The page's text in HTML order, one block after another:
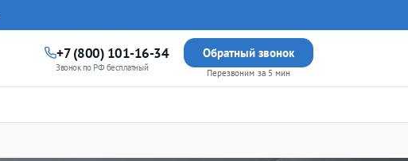
+7 (800) 101-16-34
Звонок по РФ бесплатный
Обратный звонок
Перезвоним за 5 мин